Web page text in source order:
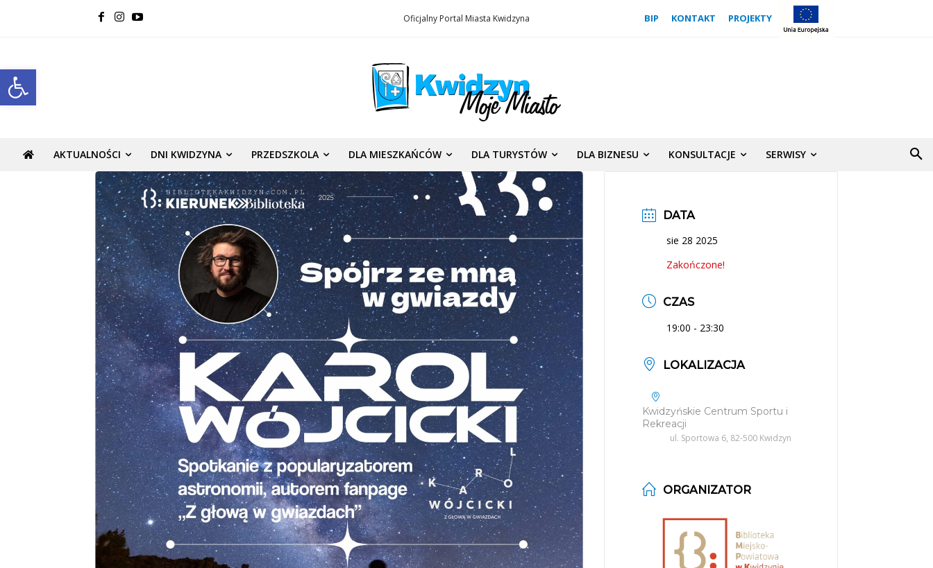
Open toolbar
Oficjalny Portal Miasta Kwidzyna BIP KONTAKT PROJEKTY
AKTUALNOŚCI DNI KWIDZYNA PRZEDSZKOLA DLA MIESZKAŃCÓW DLA TURYSTÓW DLA BIZNESU KONSULTACJE SERWISY
DATA
sie 28 2025
Zakończone!
CZAS
19:00 - 23:30
LOKALIZACJA
Kwidzyńskie Centrum Sportu i
Rekreacji
ul. Sportowa 6, 82-500 Kwidzyn
ORGANIZATOR